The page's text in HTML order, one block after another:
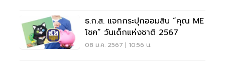
ธ.ก.ส. แจกกระปุกออมสิน “คุณ ME
โชค” วันเด็กแห่งชาติ 2567
08 ม.ค. 2567 | 10:56 น.